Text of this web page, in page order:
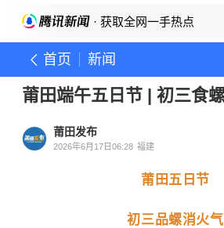
· 获取全网一手热点
首页 新闻
莆田端午五日节 | 初三食
莆田发布
2026年6月17日06:28 福建
莆田五日节
初三品螺消火气